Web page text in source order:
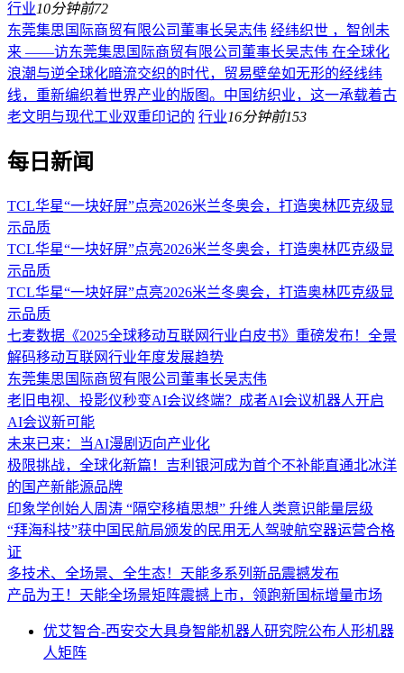
行业10分钟前72
东莞集思国际商贸有限公司董事长吴志伟 经纬织世 ，智创未
来 ——访东莞集思国际商贸有限公司董事长吴志伟 在全球化
浪潮与逆全球化暗流交织的时代，贸易壁垒如无形的经线纬
线，重新编织着世界产业的版图。中国纺织业，这一承载着古
老文明与现代工业双重印记的 行业16分钟前153
每日新闻
TCL华星“一块好屏”点亮2026米兰冬奥会，打造奥林匹克级显
示品质
TCL华星“一块好屏”点亮2026米兰冬奥会，打造奥林匹克级显
示品质
TCL华星“一块好屏”点亮2026米兰冬奥会，打造奥林匹克级显
示品质
七麦数据《2025全球移动互联网行业白皮书》重磅发布！全景
解码移动互联网行业年度发展趋势
东莞集思国际商贸有限公司董事长吴志伟
老旧电视、投影仪秒变AI会议终端？成者AI会议机器人开启
AI会议新可能
未来已来：当AI漫剧迈向产业化
极限挑战，全球化新篇！吉利银河成为首个不补能直通北冰洋
的国产新能源品牌
印象学创始人周涛 “隔空移植思想” 升维人类意识能量层级
“拜海科技”获中国民航局颁发的民用无人驾驶航空器运营合格
证
多技术、全场景、全生态！天能多系列新品震撼发布
产品为王！天能全场景矩阵震撼上市，领跑新国标增量市场
优艾智合-西安交大具身智能机器人研究院公布人形机器
人矩阵